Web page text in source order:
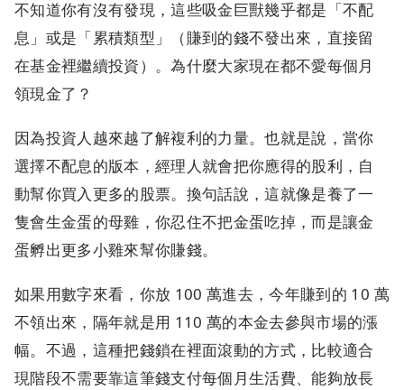
不知道你有沒有發現，這些吸金巨獸幾乎都是「不配
息」或是「累積類型」（賺到的錢不發出來，直接留
在基金裡繼續投資）。為什麼大家現在都不愛每個月
領現金了？
因為投資人越來越了解複利的力量。也就是說，當你
選擇不配息的版本，經理人就會把你應得的股利，自
動幫你買入更多的股票。換句話說，這就像是養了一
隻會生金蛋的母雞，你忍住不把金蛋吃掉，而是讓金
蛋孵出更多小雞來幫你賺錢。
如果用數字來看，你放 100 萬進去，今年賺到的 10 萬
不領出來，隔年就是用 110 萬的本金去參與市場的漲
幅。不過，這種把錢鎖在裡面滾動的方式，比較適合
現階段不需要靠這筆錢支付每個月生活費、能夠放長